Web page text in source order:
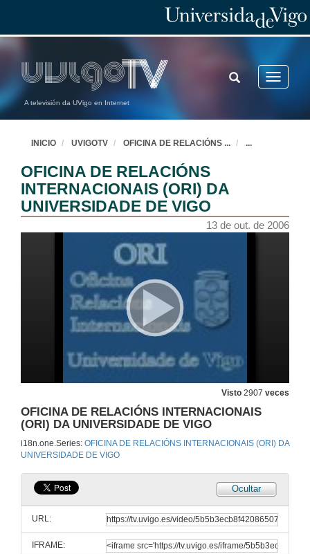
A televisión da UVigo en Internet
Toggle
TOGGLE
SEARCH
INICIO UVIGOTV OFICINA DE RELACIÓNS ... ...
OFICINA DE RELACIÓNS
INTERNACIONAIS (ORI) DA
UNIVERSIDADE DE VIGO
13 de out. de 2006
Visto 2907 veces
OFICINA DE RELACIÓNS INTERNACIONAIS
(ORI) DA UNIVERSIDADE DE VIGO
i18n.one.Series: OFICINA DE RELACIÓNS INTERNACIONAIS (ORI) DA
UNIVERSIDADE DE VIGO
Ocultar
URL:
IFRAME: